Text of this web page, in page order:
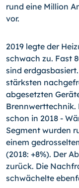
rund eine Million
vor.
2019 legte der
schwach zu. Fast
sind
stärksten
abgesetzten
Brennwerttechnik.
schon in 2018 -
Segment wurden
einem
(2018: +8%). Der
zurück. Die
schwächelte